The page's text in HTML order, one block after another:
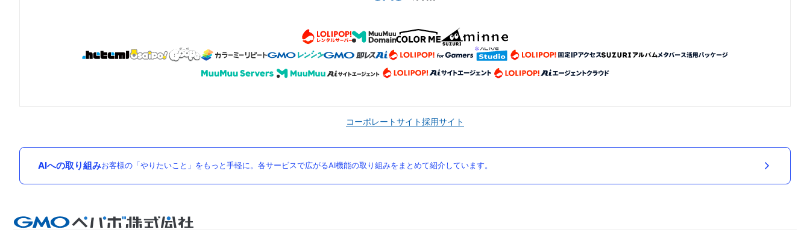
コーポレートサイト採用サイト
AIへの取り組みお客様の「やりたいこと」をもっと手軽に。各サービスで広がるAI機能の取り組みをまとめて紹介しています。